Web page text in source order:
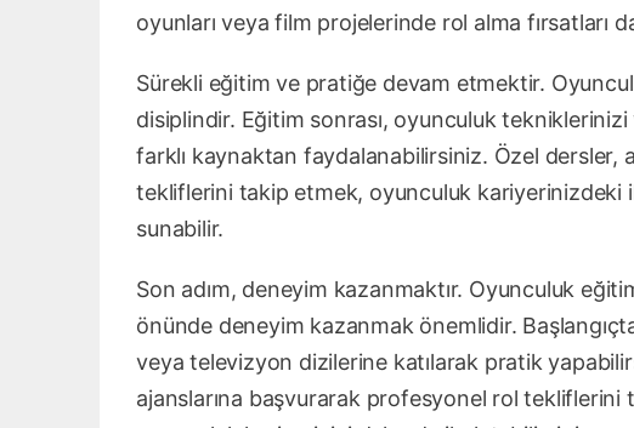
oyunları veya film projelerinde rol alma fırsatları
Sürekli eğitim ve pratiğe devam etmektir.
disiplindir. Eğitim sonrası, oyunculuk
farklı kaynaktan faydalanabilirsiniz. Özel dersler,
tekliflerini takip etmek, oyunculuk kariyerinizdeki
sunabilir.
Son adım, deneyim kazanmaktır. Oyunculuk
önünde deneyim kazanmak önemlidir.
veya televizyon dizilerine katılarak pratik
ajanslarına başvurarak profesyonel rol tekliflerini